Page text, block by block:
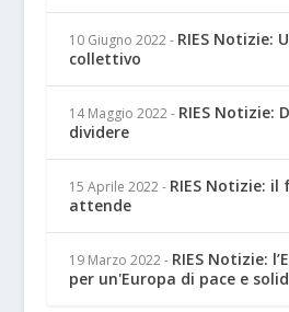
10 Giugno 2022 - RIES Notizie:
collettivo
14 Maggio 2022 - RIES Notizie:
dividere
15 Aprile 2022 - RIES Notizie:
attende
19 Marzo 2022 - RIES Notizie:
per un'Europa di pace e